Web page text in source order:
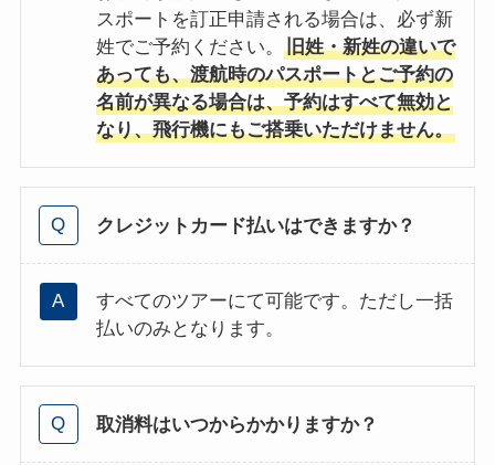
スポートを訂正申請される場合は、必ず新
姓でご予約ください。
旧姓・新姓の違いで
あっても、渡航時のパスポートとご予約の
名前が異なる場合は、予約はすべて無効と
なり、飛行機にもご搭乗いただけません。
クレジットカード払いはできますか？
すべてのツアーにて可能です。ただし一括
払いのみとなります。
取消料はいつからかかりますか？